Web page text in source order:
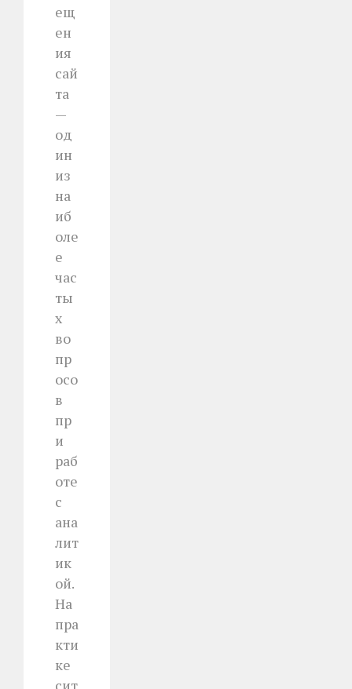
ещ
ен
ия
сай
та
—
од
ин
из
на
иб
оле
е
час
ты
х
во
пр
осо
в
пр
и
раб
оте
с
ана
лит
ик
ой.
На
пра
кти
ке
сит